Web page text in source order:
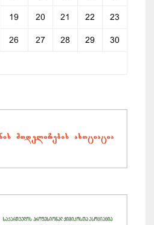
19 20 21 22 23
26 27 28 29 30